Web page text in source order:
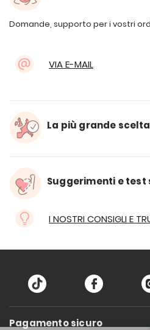
Domande, supporto per i vostri
VIA E-MAIL
La più grande
Suggerimenti e
I NOSTRI CONSIGLI E
Pagamento sicuro